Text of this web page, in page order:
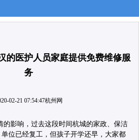
的医护人员家庭提供免费维修服
务
02-21 07:54:47杭州网
的影响，过去这段时间杭城的家政、保洁
位已经复工，但孩子开学还早，大家都